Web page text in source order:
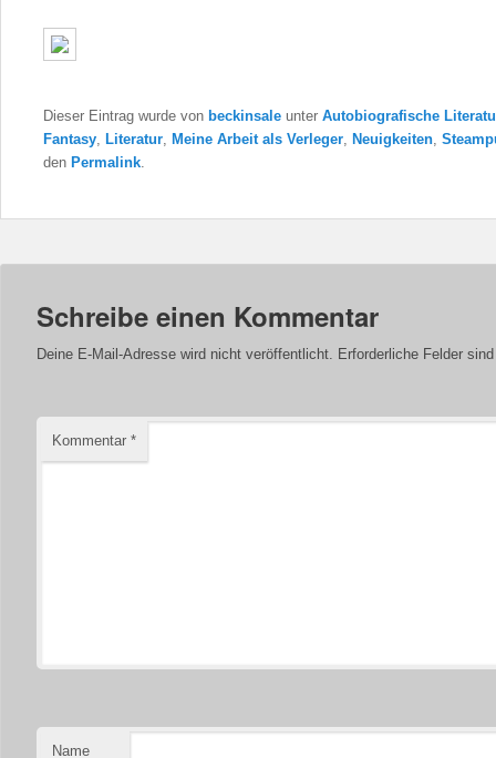
Dieser Eintrag wurde von beckinsale unter Autobiografische
Fantasy
Literatur Meine Arbeit als Verleger Neuigkeiten
den Permalink
Schreibe einen Kommentar
Deine E-Mail-Adresse wird nicht veröffentlicht. Erforderliche Felder
Kommentar *
Name